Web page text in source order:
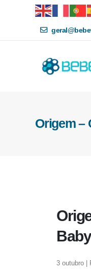
Origem –
3 outubro |